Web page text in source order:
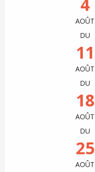
4
AOÛT
DU
11
AOÛT
DU
18
AOÛT
DU
25
AOÛT